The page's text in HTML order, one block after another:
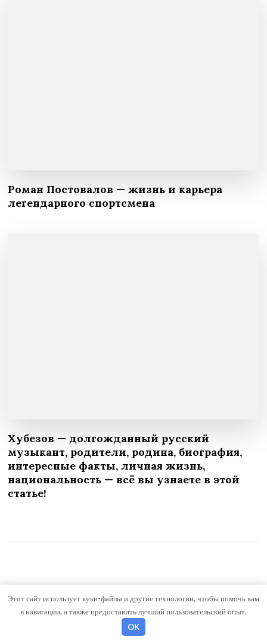
Роман Постовалов — жизнь и карьера
легендарного спортсмена
Хубезов — долгожданный русский
музыкант, родители, родина, биография,
интересные факты, личная жизнь,
национальность — всё вы узнаете в этой
статье!
Оставить комментарий
Этот сайт использует куки-файлы и другие технологии, чтобы помочь вам
в навигации, а также предоставить лучший пользовательский опыт.
OK